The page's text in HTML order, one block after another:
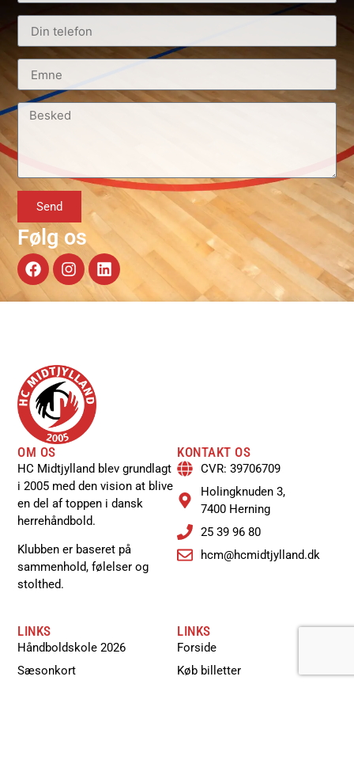
Send
Følg os
OM OS
HC Midtjylland blev grundlagt
i 2005 med den vision at blive
en del af toppen i dansk
herrehåndbold.
Klubben er baseret på
sammenhold, følelser og
stolthed.
KONTAKT OS
CVR: 39706709
Holingknuden 3,
7400 Herning
25 39 96 80
hcm@hcmidtjylland.dk
LINKS
Håndboldskole 2026
Sæsonkort
LINKS
Forside
Køb billetter